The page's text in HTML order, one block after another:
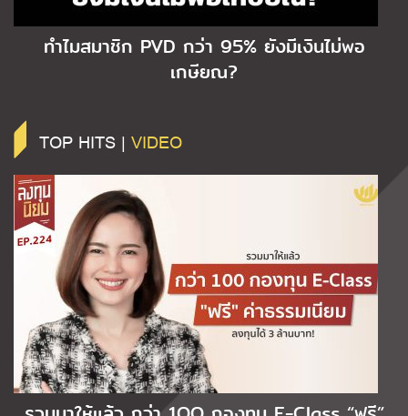
ทำไมสมาชิก PVD กว่า 95% ยังมีเงินไม่พอ
เกษียณ?
TOP HITS | VIDEO